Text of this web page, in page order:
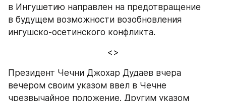
в Ингушетию направлен на предотвращение
в будущем возможности возобновления
ингушско-осетинского конфликта.
<>
Президент Чечни Джохар Дудаев вчера
вечером своим указом ввел в Чечне
чрезвычайное положение. Другим указом